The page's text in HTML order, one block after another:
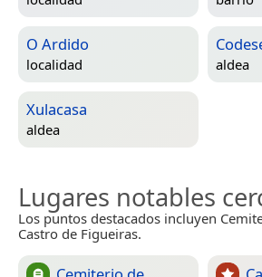
O Ardido
localidad aldea
Xulacasa
aldea
Lugares notables
Los puntos destacados incluyen
Castro de Figueiras.